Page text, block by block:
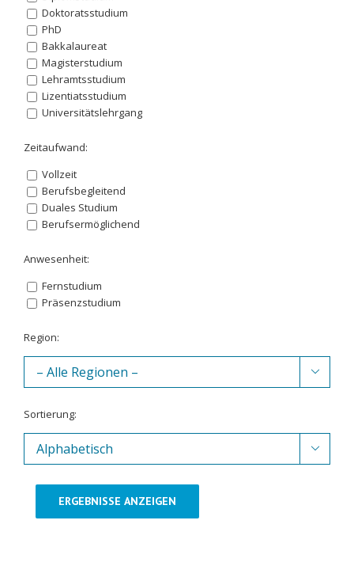
Doktoratsstudium
PhD
Bakkalaureat
Magisterstudium
Lehramtsstudium
Lizentiatsstudium
Universitätslehrgang
Zeitaufwand:
Vollzeit
Berufsbegleitend
Duales Studium
Berufsermöglichend
Anwesenheit:
Fernstudium
Präsenzstudium
Region:

Sortierung:

ERGEBNISSE ANZEIGEN